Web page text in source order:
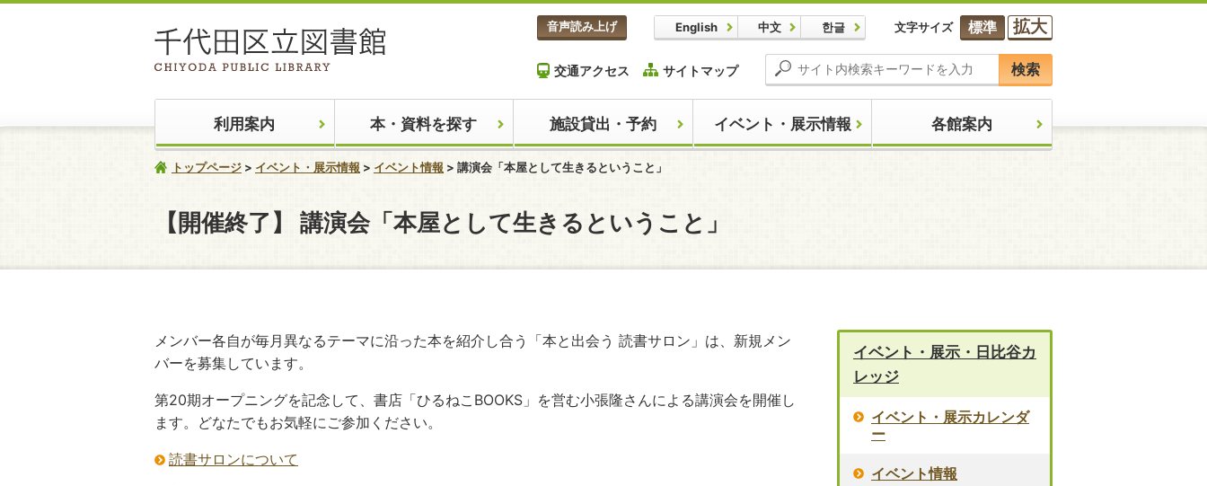
音声読み上げ English 中文 한글 文字サイズ 標準 拡大
交通アクセス サイトマップ 検索
利用案内 本・資料を探す 施設貸出・予約 イベント・展示情報 各館案内
トップページ イベント・展示情報 イベント情報 講演会「本屋として生きるということ」
【開催終了】 講演会「本屋として生きるということ」
メンバー各自が毎月異なるテーマに沿った本を紹介し合う「本と出会う 読書サロン」は、新規メン
バーを募集しています。
第20期オープニングを記念して、書店「ひるねこBOOKS」を営む小張隆さんによる講演会を開催し
ます。どなたでもお気軽にご参加ください。
読書サロンについて
イベント・展示・日比谷カ
レッジ
イベント・展示カレンダ
ー
イベント情報